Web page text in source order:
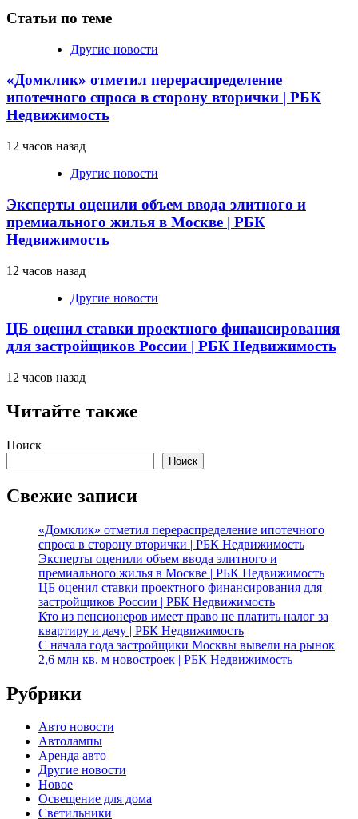
Статьи по теме
Другие новости
«Домклик» отметил перераспределение
ипотечного спроса в сторону вторички | РБК
Недвижимость
12 часов назад
Другие новости
Эксперты оценили объем ввода элитного и
премиального жилья в Москве | РБК
Недвижимость
12 часов назад
Другие новости
ЦБ оценил ставки проектного финансирования
для застройщиков России | РБК Недвижимость
12 часов назад
Читайте также
Поиск
Поиск
Свежие записи
«Домклик» отметил перераспределение ипотечного
спроса в сторону вторички | РБК Недвижимость
Эксперты оценили объем ввода элитного и
премиального жилья в Москве | РБК Недвижимость
ЦБ оценил ставки проектного финансирования для
застройщиков России | РБК Недвижимость
Кто из пенсионеров имеет право не платить налог за
квартиру и дачу | РБК Недвижимость
С начала года застройщики Москвы вывели на рынок
2,6 млн кв. м новостроек | РБК Недвижимость
Рубрики
Авто новости
Автолампы
Аренда авто
Другие новости
Новое
Освещение для дома
Светильники